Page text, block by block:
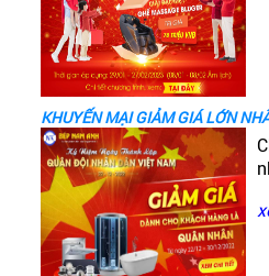
KHUYẾN MẠI GIẢM GIÁ LỚN